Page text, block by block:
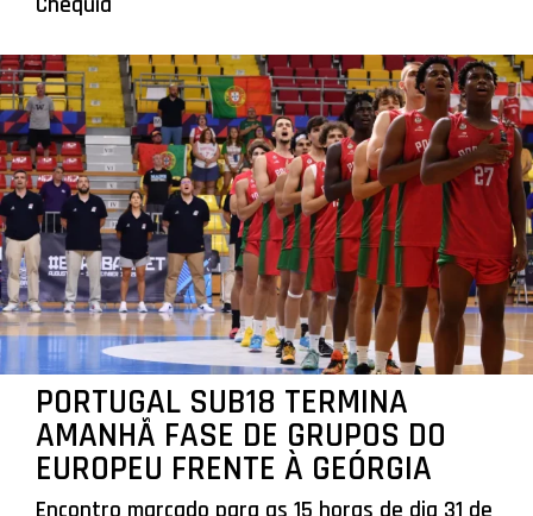
PORTUGAL SUB18 TERMINA
AMANHÃ FASE DE GRUPOS DO
EUROPEU FRENTE À GEÓRGIA